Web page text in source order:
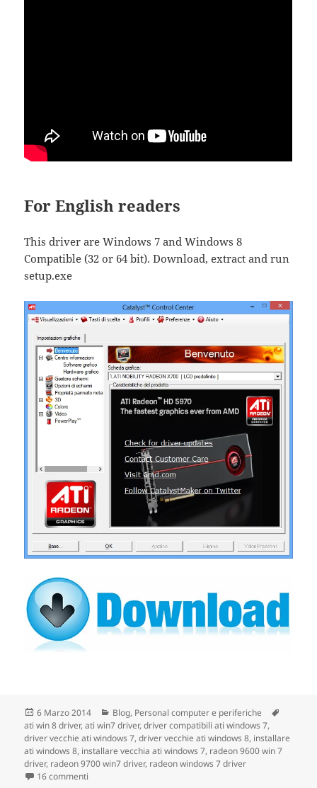
For English readers
This driver are Windows 7 and Windows 8
Compatible (32 or 64 bit). Download, extract and run
setup.exe
Scritto
il
6 Marzo 2014 Categorie
Blog, Personal computer e periferiche
ati win 8 driver,ati win7 driver,driver compatibili ati windows 7,
driver vecchie ati windows 7,driver vecchie ati windows 8, installare
ati windows 8, installare vecchia ati windows 7, radeon 9600 win 7
driver, radeon 9700 win7 driver, radeon windows 7 driver
16 commenti